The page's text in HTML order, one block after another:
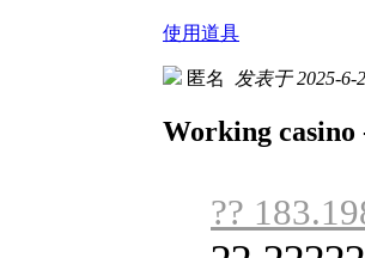
使用道具
匿名 发表于 2025-6-
Working
??